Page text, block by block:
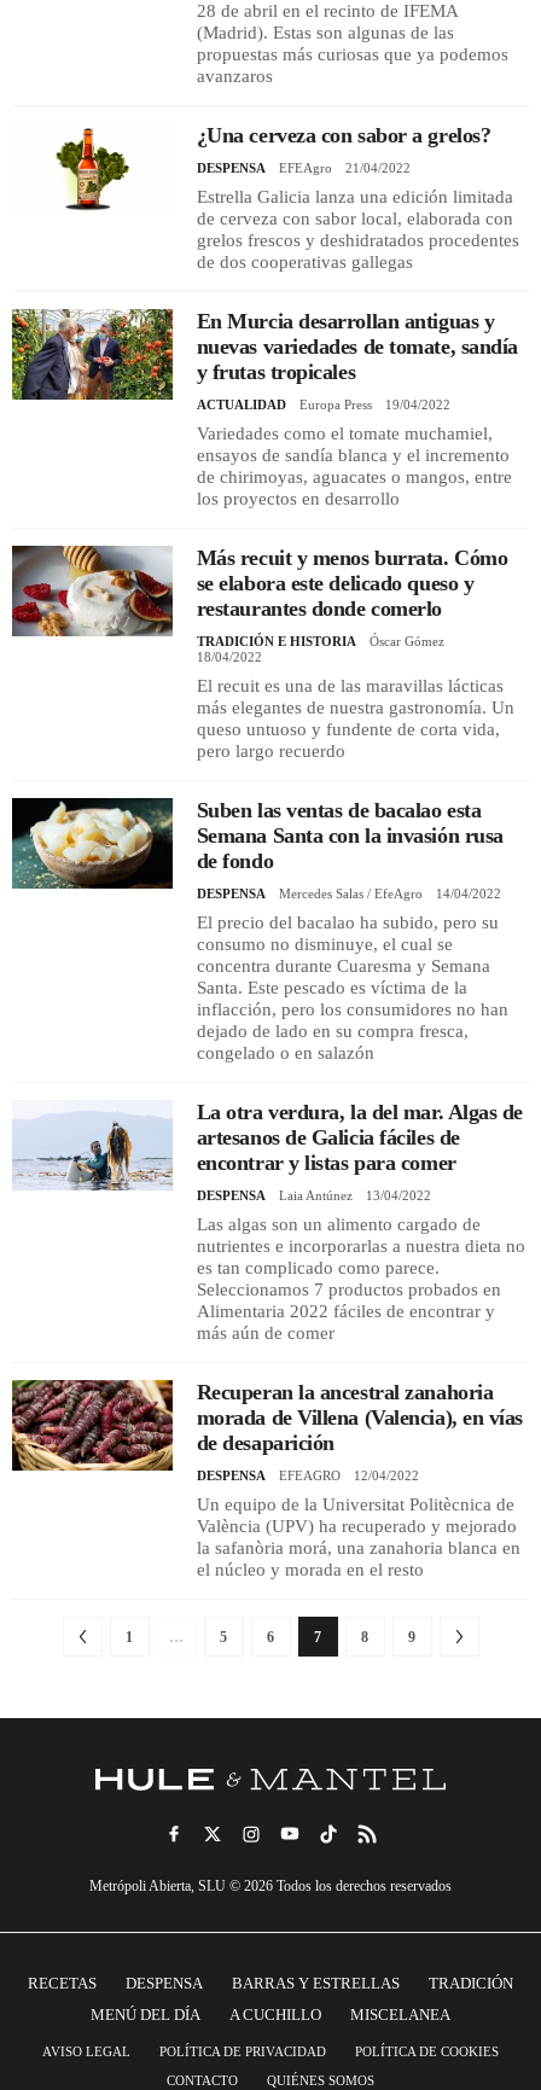
28 de abril en el recinto de IFEMA
(Madrid). Estas son algunas de las
propuestas más curiosas que ya podemos
avanzaros
¿Una cerveza con sabor a grelos?
DESPENSA EFEAgro 21/04/2022
Estrella Galicia lanza una edición limitada
de cerveza con sabor local, elaborada con
grelos frescos y deshidratados procedentes
de dos cooperativas gallegas
En Murcia desarrollan antiguas y
nuevas variedades de tomate, sandía
y frutas tropicales
ACTUALIDAD Europa Press 19/04/2022
Variedades como el tomate muchamiel,
ensayos de sandía blanca y el incremento
de chirimoyas, aguacates o mangos, entre
los proyectos en desarrollo
Más recuit y menos burrata. Cómo
se elabora este delicado queso y
restaurantes donde comerlo
TRADICIÓN E HISTORIA
Óscar Gómez
18/04/2022
El recuit es una de las maravillas lácticas
más elegantes de nuestra gastronomía. Un
queso untuoso y fundente de corta vida,
pero largo recuerdo
Suben las ventas de bacalao esta
Semana Santa con la invasión rusa
de fondo
DESPENSA Mercedes Salas / EfeAgro 14/04/2022
El precio del bacalao ha subido, pero su
consumo no disminuye, el cual se
concentra durante Cuaresma y Semana
Santa. Este pescado es víctima de la
inflacción, pero los consumidores no han
dejado de lado en su compra fresca,
congelado o en salazón
La otra verdura, la del mar. Algas de
artesanos de Galicia fáciles de
encontrar y listas para comer
DESPENSA Laia Antúnez 13/04/2022
Las algas son un alimento cargado de
nutrientes e incorporarlas a nuestra dieta no
es tan complicado como parece.
Seleccionamos 7 productos probados en
Alimentaria 2022 fáciles de encontrar y
más aún de comer
Recuperan la ancestral zanahoria
morada de Villena (Valencia), en vías
de desaparición
DESPENSA EFEAGRO 12/04/2022
Un equipo de la Universitat Politècnica de
València (UPV) ha recuperado y mejorado
la safanòria morá, una zanahoria blanca en
el núcleo y morada en el resto
1 … 5 6 7 8 9
Metrópoli Abierta, SLU © 2026 Todos los derechos reservados
RECETAS DESPENSA BARRAS Y ESTRELLAS
TRADICIÓN
MENÚ DEL DÍA
A CUCHILLO MISCELANEA
AVISO LEGAL POLÍTICA DE PRIVACIDAD
POLÍTICA DE COOKIES
CONTACTO
QUIÉNES SOMOS